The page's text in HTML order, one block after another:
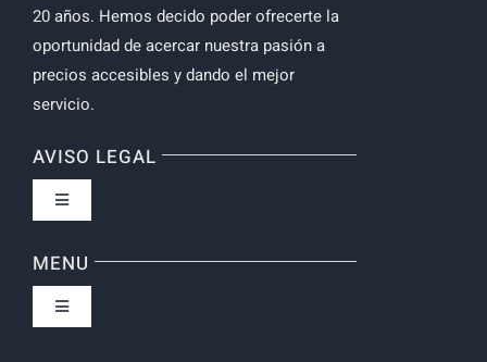
20 años. Hemos decido poder ofrecerte la
oportunidad de acercar nuestra pasión a
precios accesibles y dando el mejor
servicio.
AVISO LEGAL
Toggle
Política de privacidad
MENU
Toggle